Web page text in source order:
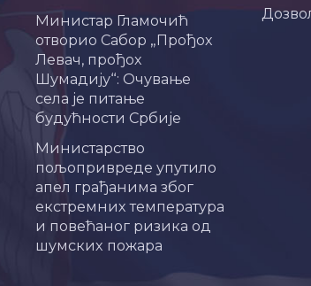
Министар Гламочић
отворио Сабор „Прођох
Левач, прођох
Шумадију“: Очување
села је питање
будућности Србије
Министарство
пољопривреде упутило
апел грађанима због
екстремних температура
и повећаног ризика од
шумских пожара